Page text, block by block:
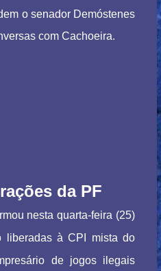
o senador Demóstenes
com Cachoeira.
da PF
nesta quarta-feira (25)
liberadas à CPI mista do
de jogos ilegais